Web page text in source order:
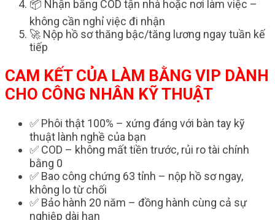
📦 Nhận bằng COD tận nhà hoặc nơi làm việc –
không cần nghỉ việc đi nhận
🚀 Nộp hồ sơ thăng bậc/tăng lương ngay tuần kế
tiếp
CAM KẾT CỦA LÀM BẰNG VIP DÀNH
CHO CÔNG NHÂN KỸ THUẬT
✅ Phôi thật 100% – xứng đáng với bàn tay kỹ
thuật lành nghề của bạn
✅ COD – không mất tiền trước, rủi ro tài chính
bằng 0
✅ Bao công chứng 63 tỉnh – nộp hồ sơ ngay,
không lo từ chối
✅ Bảo hành 20 năm – đồng hành cùng cả sự
nghiệp dài hạn